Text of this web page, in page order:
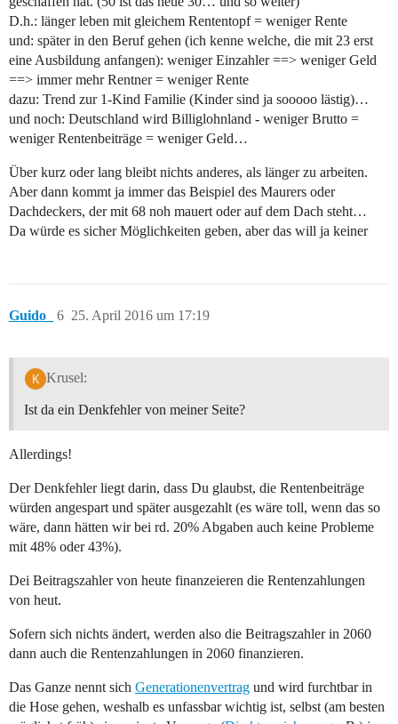
D.h.: länger leben mit gleichem Rententopf = weniger Rente
und: später in den Beruf gehen (ich kenne welche, die mit 23 erst
eine Ausbildung anfangen): weniger Einzahler ==> weniger Geld
==> immer mehr Rentner = weniger Rente
dazu: Trend zur 1-Kind Familie (Kinder sind ja sooooo lästig)…
und noch: Deutschland wird Billiglohnland - weniger Brutto =
weniger Rentenbeiträge = weniger Geld…
Über kurz oder lang bleibt nichts anderes, als länger zu arbeiten.
Aber dann kommt ja immer das Beispiel des Maurers oder
Dachdeckers, der mit 68 noh mauert oder auf dem Dach steht…
Da würde es sicher Möglichkeiten geben, aber das will ja keiner
Guido_ 25. April 2016 um 17:19
6
Krusel:
Ist da ein Denkfehler von meiner Seite?
Allerdings!
Der Denkfehler liegt darin, dass Du glaubst, die Rentenbeiträge
würden angespart und später ausgezahlt (es wäre toll, wenn das so
wäre, dann hätten wir bei rd. 20% Abgaben auch keine Probleme
mit 48% oder 43%).
Dei Beitragszahler von heute finanzeieren die Rentenzahlungen
von heut.
Sofern sich nichts ändert, werden also die Beitragszahler in 2060
dann auch die Rentenzahlungen in 2060 finanzieren.
Das Ganze nennt sich Generationenvertrag und wird furchtbar in
die Hose gehen, weshalb es unfassbar wichtig ist, selbst (am besten